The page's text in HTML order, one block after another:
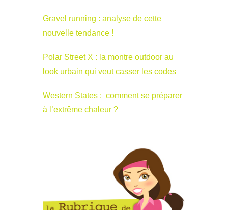
Gravel running : analyse de cette
nouvelle tendance !
Polar Street X : la montre outdoor au
look urbain qui veut casser les codes
Western States : comment se préparer
à l’extrême chaleur ?